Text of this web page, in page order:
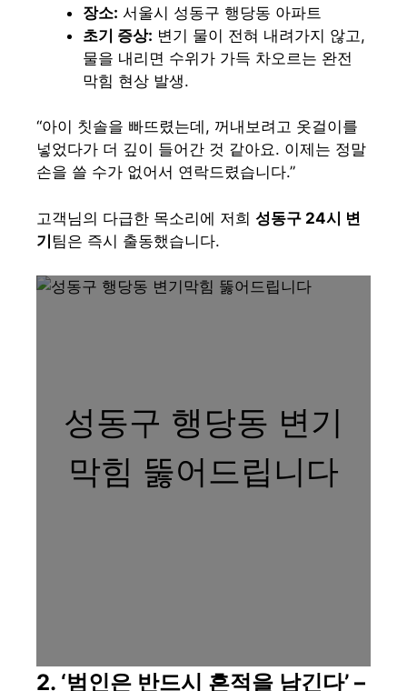
장소: 서울시 성동구 행당동 아파트
초기 증상: 변기 물이 전혀 내려가지 않고,
물을 내리면 수위가 가득 차오르는 완전
막힘 현상 발생.
“아이 칫솔을 빠뜨렸는데, 꺼내보려고 옷걸이를
넣었다가 더 깊이 들어간 것 같아요. 이제는 정말
손을 쓸 수가 없어서 연락드렸습니다.”
고객님의 다급한 목소리에 저희 성동구 24시 변
기 팀은 즉시 출동했습니다.
성동구 행당동 변기
막힘 뚫어드립니다
2. ‘범인은 반드시 흔적을 남긴다’ –